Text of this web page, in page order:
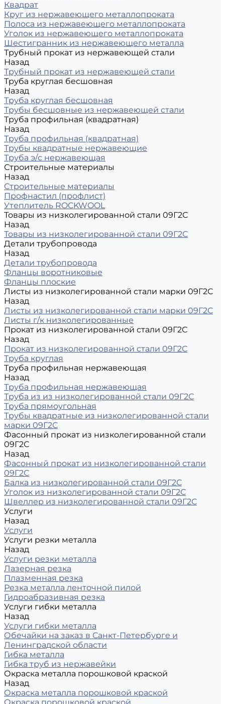
Квадрат
Круг из нержавеющего металлопроката
Полоса из нержавеющего металлопроката
Уголок из нержавеющего металлопроката
Шестигранник из нержавеющего металла
Трубный прокат из нержавеющей стали
Назад
Трубный прокат из нержавеющей стали
Труба круглая бесшовная
Назад
Труба круглая бесшовная
Трубы бесшовные из нержавеющей стали
Труба профильная (квадратная)
Назад
Труба профильная (квадратная)
Трубы квадратные нержавеющие
Труба э/с нержавеющая
Строительные материалы
Назад
Строительные материалы
Профнастил (профлист)
Утеплитель ROCKWOOL
Товары из низколегированной стали 09Г2С
Назад
Товары из низколегированной стали 09Г2С
Детали трубопровода
Назад
Детали трубопровода
Фланцы воротниковые
Фланцы плоские
Листы из низколегированной стали марки 09Г2С
Назад
Листы из низколегированной стали марки 09Г2С
Листы г/к низколегированные
Прокат из низколегированной стали 09Г2С
Назад
Прокат из низколегированной стали 09Г2С
Труба круглая
Труба профильная нержавеющая
Назад
Труба профильная нержавеющая
Труба из из низколегированной стали 09Г2С
Труба прямоугольная
Трубы квадратные из низколегированной стали
марки 09Г2С
Фасонный прокат из низколегированной стали
09Г2С
Назад
Фасонный прокат из низколегированной стали
09Г2С
Балка из низколегированной стали 09Г2С
Уголок из низколегированной стали 09Г2С
Швеллер из низколегированной стали 09Г2С
Услуги
Назад
Услуги
Услуги резки металла
Назад
Услуги резки металла
Лазерная резка
Плазменная резка
Резка металла ленточной пилой
Гидроабразивная резка
Услуги гибки металла
Назад
Услуги гибки металла
Обечайки на заказ в Санкт-Петербурге и
Ленинградской области
Гибка металла
Гибка труб из нержавейки
Окраска металла порошковой краской
Назад
Окраска металла порошковой краской